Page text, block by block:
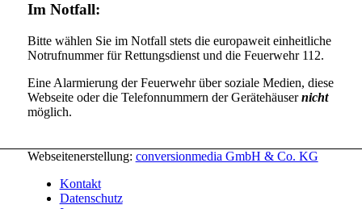
Im Notfall:
Bitte wählen Sie im Notfall stets die europaweit einheitliche
Notrufnummer für Rettungsdienst und die Feuerwehr 112.
Eine Alarmierung der Feuerwehr über soziale Medien, diese
Webseite oder die Telefonnummern der Gerätehäusernicht
möglich.
Webseitenerstellung: conversionmedia GmbH & Co. KG
Kontakt
Datenschutz